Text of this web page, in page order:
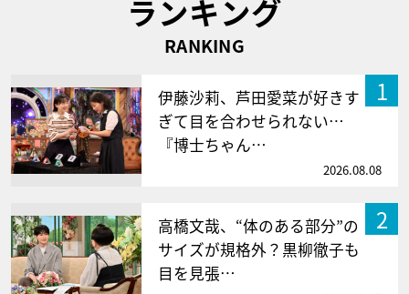
ランキング
RANKING
1
伊藤沙莉、芦田愛菜が好きす
ぎて目を合わせられない…
『博士ちゃん…
2026.08.08
2
高橋文哉、“体のある部分”の
サイズが規格外？黒柳徹子も
目を見張…